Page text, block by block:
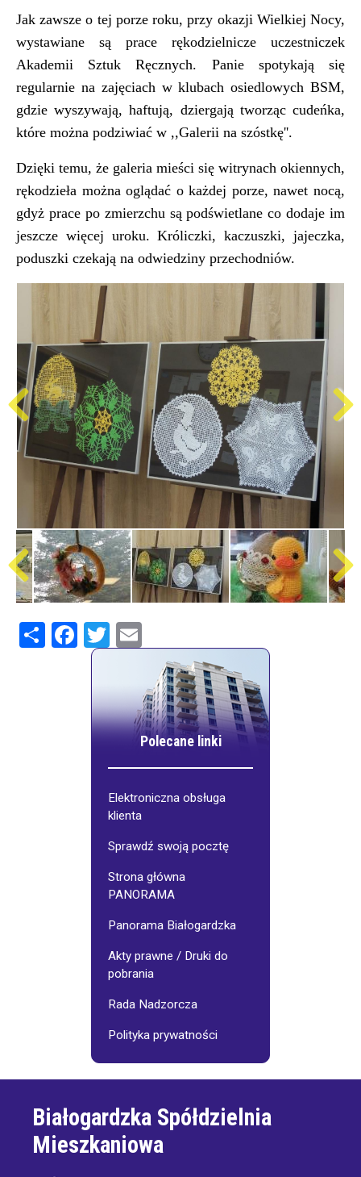
Jak zawsze o tej porze roku, przy okazji Wielkiej Nocy,
wystawiane są prace rękodzielnicze uczestniczek
Akademii Sztuk Ręcznych. Panie spotykają się
regularnie na zajęciach w klubach osiedlowych BSM,
gdzie wyszywają, haftują, dziergają tworząc cudeńka,
które można podziwiać w ,,Galerii na szóstkę''.
Dzięki temu, że galeria mieści się witrynach okiennych,
rękodzieła można oglądać o każdej porze, nawet nocą,
gdyż prace po zmierzchu są podświetlane co dodaje im
jeszcze więcej uroku. Króliczki, kaczuszki, jajeczka,
poduszki czekają na odwiedziny przechodniów.
ShareFacebook
Twitter
Polecane linki
Elektroniczna obsługa
klienta
Sprawdź swoją pocztę
Strona główna
PANORAMA
Panorama Białogardzka
Akty prawne / Druki do
pobrania
Rada Nadzorcza
Polityka prywatności
Białogardzka Spółdzielnia
Mieszkaniowa